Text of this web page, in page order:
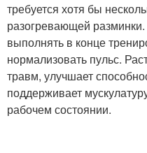
требуется хотя бы
разогревающей
выполнять в конце
нормализовать пульс.
травм, улучшает
поддерживает
рабочем состоянии.